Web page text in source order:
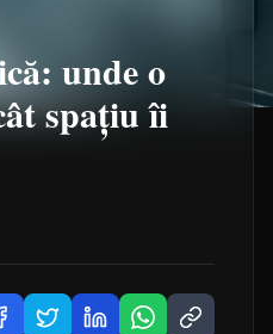
unde o
spațiu îi